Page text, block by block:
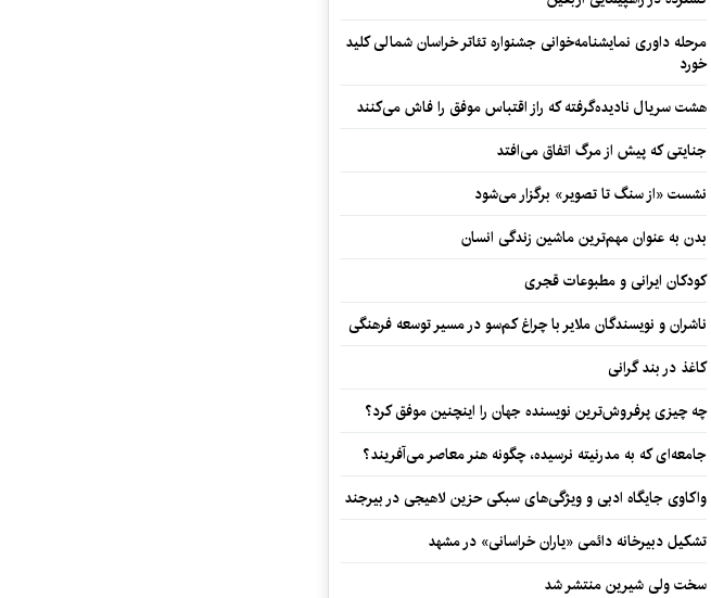
مرحله داوری نمایشنامه‌خوانی جشنواره تئاتر خراسان شمالی کلید
خورد
هشت سریال نادیده‌گرفته که راز اقتباس موفق را فاش می‌کنند
جنایتی که پیش از مرگ اتفاق می‌افتد
نشست «از سنگ تا تصویر» برگزار می‌شود
بدن به عنوان مهم‌ترین ماشین زندگی انسان
کودکان ایرانی و مطبوعات قجری
ناشران و نویسندگان ملایر با چراغ کم‌سو در مسیر توسعه فرهنگی
کاغذ در بند گرانی
چه چیزی پرفروش‌ترین نویسنده جهان را اینچنین موفق کرد؟
جامعه‌ای که به مدرنیته نرسیده، چگونه هنر معاصر می‌آفریند؟
واکاوی جایگاه ادبی و ویژگی‌های سبکی حزین لاهیجی در بیرجند
تشکیل دبیرخانه دائمی «یاران خراسانی» در مشهد
سخت ولی شیرین منتشر شد